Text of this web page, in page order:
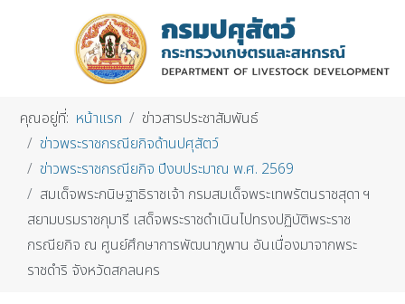
คุณอยู่ที่: หน้าแรก
ข่าวสารประชาสัมพันธ์
ข่าวพระราชกรณียกิจด้านปศุสัตว์
ข่าวพระราชกรณียกิจ ปีงบประมาณ พ.ศ. 2569
สมเด็จพระกนิษฐาธิราชเจ้า กรมสมเด็จพระเทพรัตนราชสุดา ฯ
สยามบรมราชกุมารี เสด็จพระราชดำเนินไปทรงปฏิบัติพระราช
กรณียกิจ ณ ศูนย์ศึกษาการพัฒนาภูพาน อันเนื่องมาจากพระ
ราชดำริ จังหวัดสกลนคร